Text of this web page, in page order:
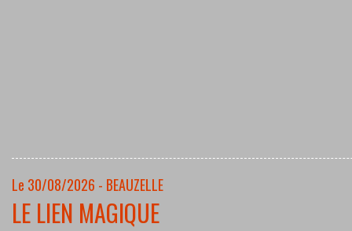
Le 30/08/2026 - BEAUZELLE
LE LIEN MAGIQUE